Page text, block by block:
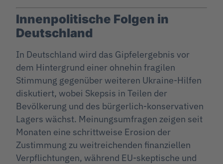
Innenpolitische Folgen in
Deutschland
In Deutschland wird das Gipfelergebnis vor
dem Hintergrund einer ohnehin fragilen
Stimmung gegenüber weiteren Ukraine-Hilfen
diskutiert, wobei Skepsis in Teilen der
Bevölkerung und des bürgerlich-konservativen
Lagers wächst. Meinungsumfragen zeigen seit
Monaten eine schrittweise Erosion der
Zustimmung zu weitreichenden finanziellen
Verpflichtungen, während EU-skeptische und